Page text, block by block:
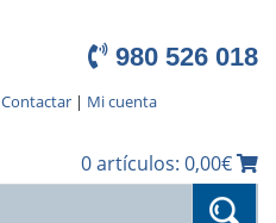
980 526 018
Contactar| Mi cuenta
0 artículos: 0,00€